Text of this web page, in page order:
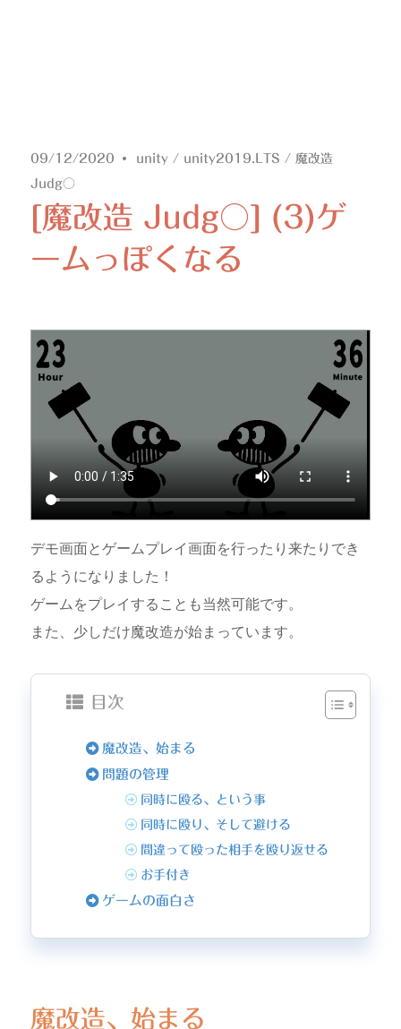
09/12/2020 unity / unity2019.LTS / 魔改造
Judg○
[魔改造 Judg○] (3)ゲ
ームっぽくなる
デモ画面とゲームプレイ画面を行ったり来たりでき
るようになりました！
ゲームをプレイすることも当然可能です。
また、少しだけ魔改造が始まっています。
目次
魔改造、始まる
問題の管理
同時に殴る、という事
同時に殴り、そして避ける
間違って殴った相手を殴り返せる
お手付き
ゲームの面白さ
魔改造、始まる